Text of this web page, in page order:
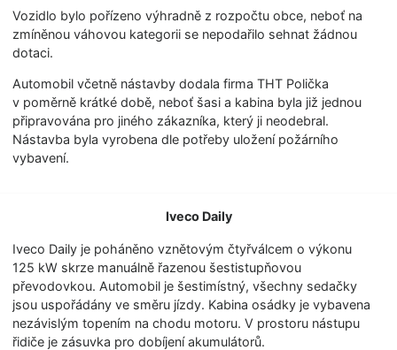
Vozidlo bylo pořízeno výhradně z rozpočtu obce, neboť na
zmíněnou váhovou kategorii se nepodařilo sehnat žádnou
dotaci.
Automobil včetně nástavby dodala firma THT Polička
v poměrně krátké době, neboť šasi a kabina byla již jednou
připravována pro jiného zákazníka, který ji neodebral.
Nástavba byla vyrobena dle potřeby uložení požárního
vybavení.
Iveco Daily
Iveco Daily je poháněno vznětovým čtyřválcem o výkonu
125 kW skrze manuálně řazenou šestistupňovou
převodovkou. Automobil je šestimístný, všechny sedačky
jsou uspořádány ve směru jízdy. Kabina osádky je vybavena
nezávislým topením na chodu motoru. V prostoru nástupu
řidiče je zásuvka pro dobíjení akumulátorů.